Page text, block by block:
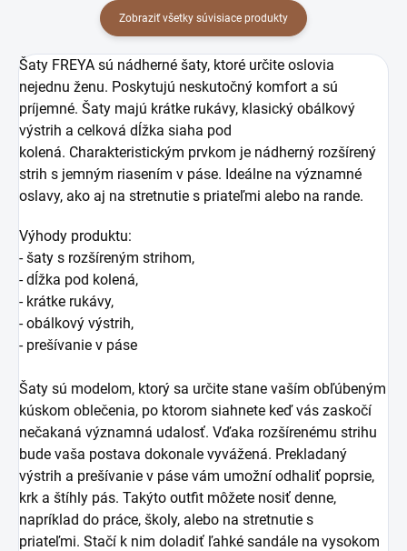
Zobraziť všetky súvisiace produkty
Šaty FREYA sú nádherné šaty, ktoré určite oslovia
nejednu ženu. Poskytujú neskutočný komfort a sú
príjemné. Šaty majú krátke rukávy, klasický obálkový
výstrih a celková dĺžka siaha pod
kolená. Charakteristickým prvkom je nádherný rozšírený
strih s jemným riasením v páse. Ideálne na významné
oslavy, ako aj na stretnutie s priateľmi alebo na rande.
Výhody produktu:
- šaty s rozšíreným strihom,
- dĺžka pod kolená,
- krátke rukávy,
- obálkový výstrih,
- prešívanie v páse
Šaty sú modelom, ktorý sa určite stane vaším obľúbeným
kúskom oblečenia, po ktorom siahnete keď vás zaskočí
nečakaná významná udalosť. Vďaka rozšírenému strihu
bude vaša postava dokonale vyvážená. Prekladaný
výstrih a prešívanie v páse vám umožní odhaliť poprsie,
krk a štíhly pás. Takýto outfit môžete nosiť denne,
napríklad do práce, školy, alebo na stretnutie s
priateľmi. Stačí k nim doladiť ľahké sandále na vysokom